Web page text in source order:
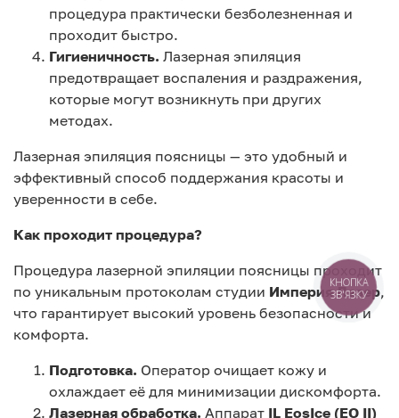
процедура практически безболезненная и
проходит быстро.
Гигиеничность. Лазерная эпиляция
предотвращает воспаления и раздражения,
которые могут возникнуть при других
методах.
Лазерная эпиляция поясницы — это удобный и
эффективный способ поддержания красоты и
уверенности в себе.
Как проходит процедура?
Процедура лазерной эпиляции поясницы проходит
по уникальным протоколам студии Империя Лазер,
что гарантирует высокий уровень безопасности и
комфорта.
Подготовка. Оператор очищает кожу и
охлаждает её для минимизации дискомфорта.
Лазерная обработка. Аппарат IL EosIce (EO II)
КНОПКА
ЗВ'ЯЗКУ